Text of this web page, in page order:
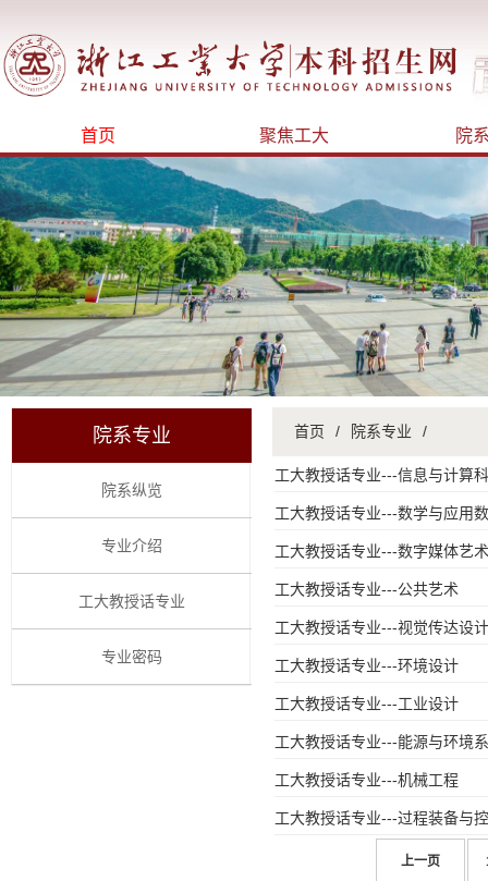
首页 聚焦工大 院
院系专业
院系纵览
专业介绍
工大教授话专业
专业密码
首页 / 院系专业 /
工大教授话专业---信息与计算
工大教授话专业---数学与应用
工大教授话专业---数字媒体艺术
工大教授话专业---公共艺术
工大教授话专业---视觉传达设计
工大教授话专业---环境设计
工大教授话专业---工业设计
工大教授话专业---能源与环境
工大教授话专业---机械工程
工大教授话专业---过程装备与
上一页